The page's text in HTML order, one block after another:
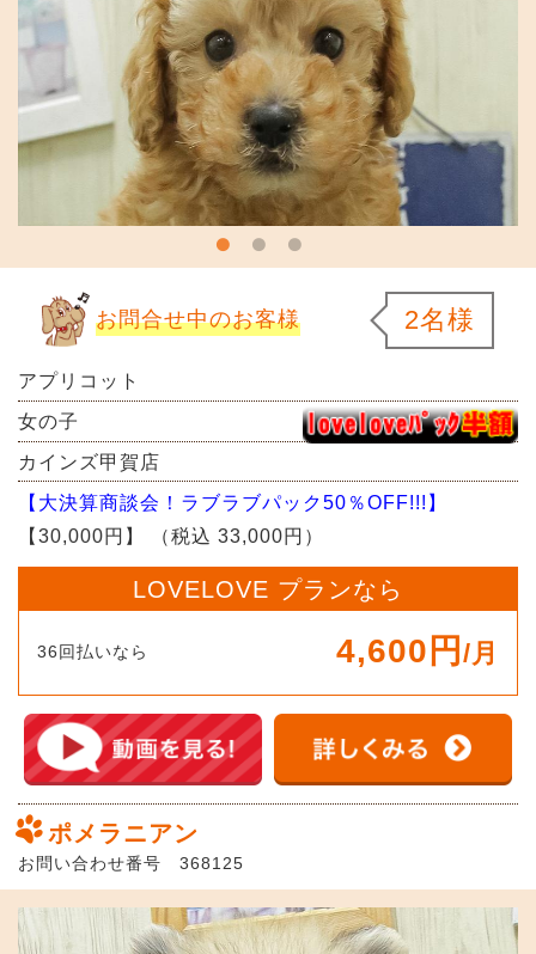
お問合せ中のお客様 2名様
アプリコット
女の子
カインズ甲賀店
【大決算商談会！ラブラブパック50％OFF!!!】
【30,000円】
（税込 33,000円）
LOVELOVE プランなら
36回払いなら 4,600円 /月
ポメラニアン
お問い合わせ番号 368125